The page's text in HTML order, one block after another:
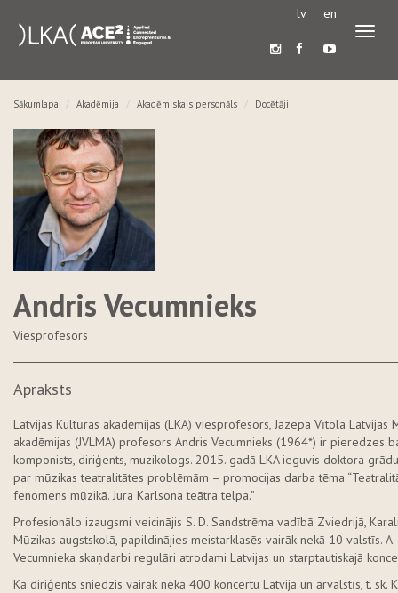
lv en
Sākumlapa Akadēmija Akadēmiskais personāls Docētāji
Andris Vecumnieks
Viesprofesors
Apraksts
Latvijas Kultūras akadēmijas (LKA) viesprofesors, Jāzepa Vītola Latvijas
akadēmijas (JVLMA) profesors Andris Vecumnieks (1964*) ir pieredzes
komponists, diriģents, muzikologs. 2015. gadā LKA ieguvis doktora
par mūzikas teatralitātes problēmām – promocijas darba tēma
fenomens mūzikā. Jura Karlsona teātra telpa.”
Profesionālo izaugsmi veicinājis S. D. Sandstrēma vadībā Zviedrijā,
Mūzikas augstskolā, papildinājies meistarklasēs vairāk nekā 10 valstīs. A.
Vecumnieka skaņdarbi regulāri atrodami Latvijas un starptautiskajā
Kā diriģents sniedzis vairāk nekā 400 koncertu Latvijā un ārvalstīs, t. sk.